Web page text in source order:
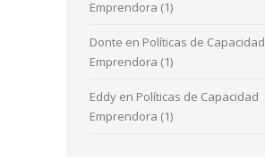
Emprendora (1)
Donte en Políticas de Capacidad
Emprendora (1)
Eddy en Políticas de Capacidad
Emprendora (1)